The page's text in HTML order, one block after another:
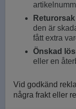
Returorsak
den är
fått extra
Önskad
eller en
Vid godkänd
några frakt eller